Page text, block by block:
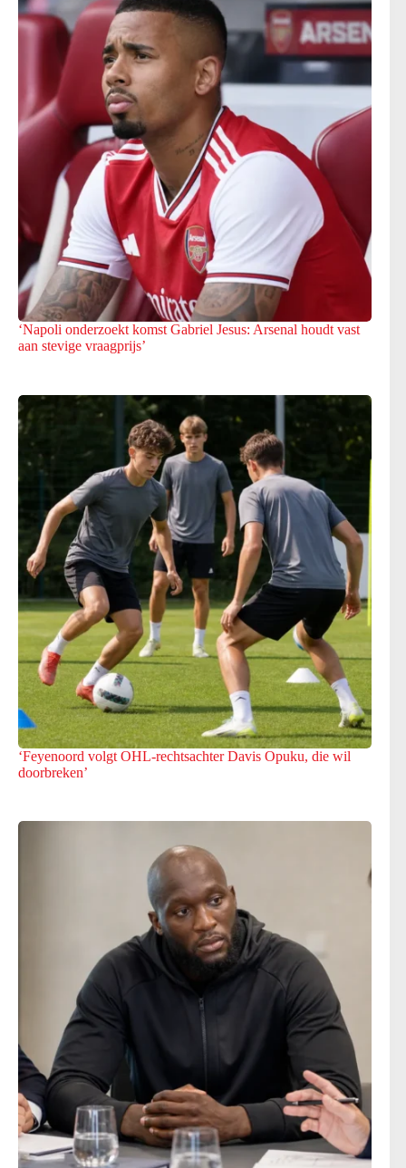
‘Napoli onderzoekt komst Gabriel Jesus: Arsenal houdt vast
aan stevige vraagprijs’
‘Feyenoord volgt OHL-rechtsachter Davis Opuku, die wil
doorbreken’